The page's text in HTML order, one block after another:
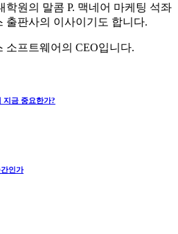
학원의 말콤 P. 맥네어 마케팅 석좌
출판사의 이사이기도 합니다.
소프트웨어의 CEO입니다.
지금 중요한가?
인가